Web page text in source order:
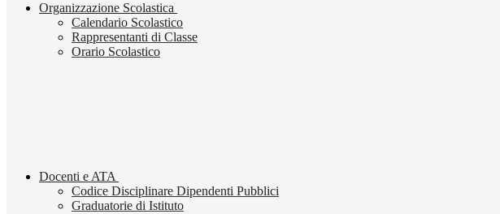
Organizzazione Scolastica
Calendario Scolastico
Rappresentanti di Classe
Orario Scolastico
Docenti e ATA
Codice Disciplinare Dipendenti Pubblici
Graduatorie di Istituto